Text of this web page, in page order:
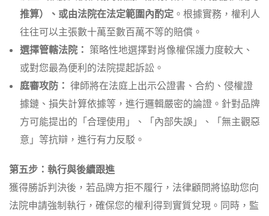
推算）、或由法院在法定範圍內酌定 。根據實務，權利人
往往可以主張數十萬至數百萬不等的賠償。
選擇管轄法院： 策略性地選擇對肖像權保護力度較大、
或對您最為便利的法院提起訴訟。
庭審攻防： 律師將在法庭上出示公證書、合約、侵權證
據鏈、損失計算依據等，進行邏輯嚴密的論證。針對品牌
方可能提出的「合理使用」、「內部失誤」、「無主觀惡
意」等抗辯，進行有力反駁。
第五步：執行與後續跟進
獲得勝訴判決後，若品牌方拒不履行，法律顧問將協助您向
法院申請強制執行，確保您的權利得到實質兌現。同時，監